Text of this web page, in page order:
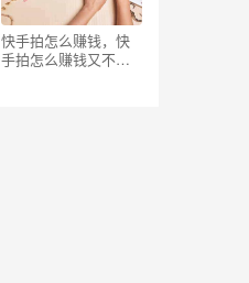
快手拍怎么赚钱，快
手拍怎么赚钱又不露